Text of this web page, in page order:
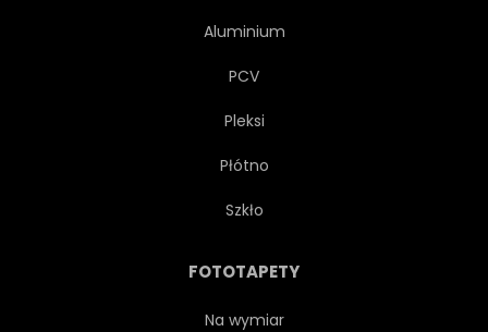
Aluminium
PCV
Pleksi
Płótno
Szkło
FOTOTAPETY
Na wymiar